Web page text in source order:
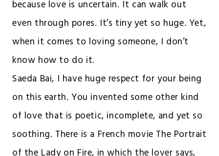
because love is uncertain. It can walk out
even through pores. It’s tiny yet so huge. Yet,
when it comes to loving someone, I don’t
know how to do it.
Saeda Bai, I have huge respect for your being
on this earth. You invented some other kind
of love that is poetic, incomplete, and yet so
soothing. There is a French movie The Portrait
of the Lady on Fire, in which the lover says,